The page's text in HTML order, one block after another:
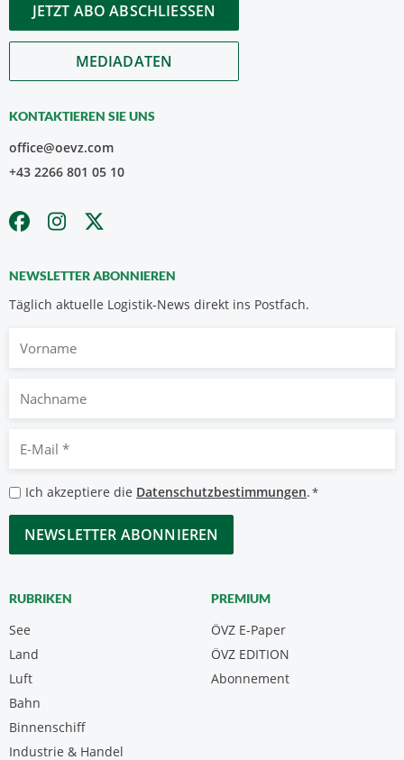
JETZT ABO ABSCHLIESSEN
MEDIADATEN
KONTAKTIEREN SIE UNS
office@oevz.com
+43 2266 801 05 10
NEWSLETTER ABONNIEREN
Täglich aktuelle Logistik-News direkt ins Postfach.
Nachname
Mail
*
Datenschutzbestimmungen
*
Ich akzeptiere die Datenschutzbestimmungen.*
CAPTCHA
RUBRIKEN
See
Land
Luft
Bahn
Binnenschiff
Industrie & Handel
PREMIUM
ÖVZ E-Paper
Abonnement
ÖVZ EDITION